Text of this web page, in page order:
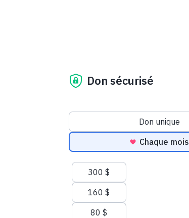
Don sécurisé
Fréquence du don
Don unique
Chaque mois
Montants suggérés
300 $
160 $
80 $